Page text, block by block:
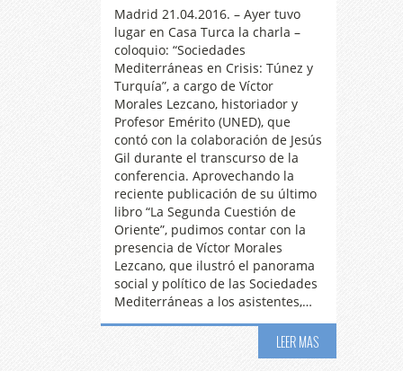
Madrid 21.04.2016. – Ayer tuvo
lugar en Casa Turca la charla –
coloquio: “Sociedades
Mediterráneas en Crisis: Túnez y
Turquía”, a cargo de Víctor
Morales Lezcano, historiador y
Profesor Emérito (UNED), que
contó con la colaboración de Jesús
Gil durante el transcurso de la
conferencia. Aprovechando la
reciente publicación de su último
libro “La Segunda Cuestión de
Oriente”, pudimos contar con la
presencia de Víctor Morales
Lezcano, que ilustró el panorama
social y político de las Sociedades
Mediterráneas a los asistentes,…
LEER MAS